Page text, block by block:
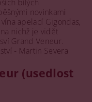
bílých
novinkami
apelací Gigondas,
nichž je vidět
Grand Veneur.
- Martin Severa
(usedlost